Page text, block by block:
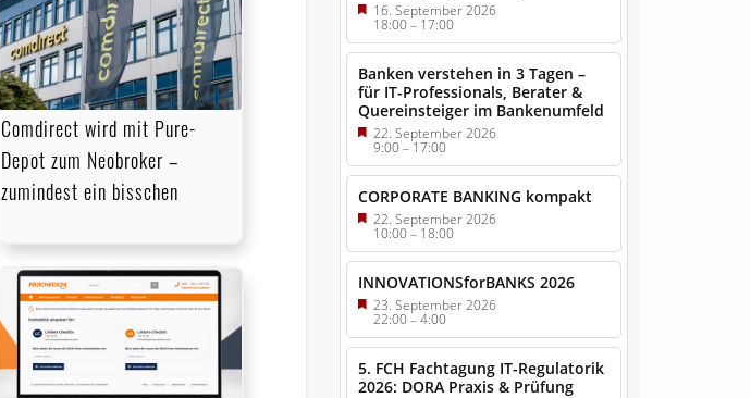
Comdirect wird mit Pure-
Depot zum Neobroker –
zumindest ein bisschen
16. September 2026
18:00– 17:00
Banken verstehen in 3 Tagen –
für IT-Professionals, Berater &
Quereinsteiger im Bankenumfeld
22. September 2026
9:00–17:00
CORPORATE BANKING kompakt
22. September 2026
10:00– 18:00
INNOVATIONSforBANKS 2026
23. September 2026
22:00–4:00
5. FCH Fachtagung IT-Regulatorik
2026: DORA Praxis & Prüfung